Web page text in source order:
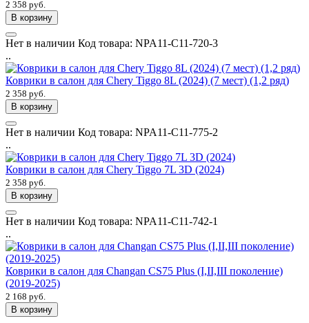
2 358 руб.
В корзину
Нет в наличии Код товара: NPA11-C11-720-3
..
Коврики в салон для Chery Tiggo 8L (2024) (7 мест) (1,2 ряд)
2 358 руб.
В корзину
Нет в наличии Код товара: NPA11-C11-775-2
..
Коврики в салон для Chery Tiggo 7L 3D (2024)
2 358 руб.
В корзину
Нет в наличии Код товара: NPA11-C11-742-1
..
Коврики в салон для Changan CS75 Plus (I,II,III поколение)
(2019-2025)
2 168 руб.
В корзину